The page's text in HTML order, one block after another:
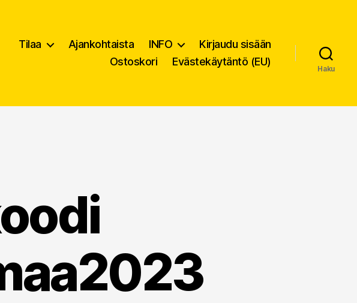
Tilaa Ajankohtaista INFO
Kirjaudu sisään
Ostoskori
Evästekäytäntö (EU)
Haku